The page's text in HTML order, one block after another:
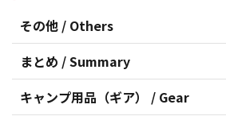
その他 / Others
まとめ / Summary
キャンプ用品（ギア） / Gear